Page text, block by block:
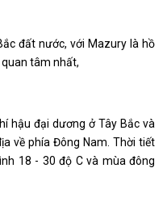
đất nước, với Mazury là hồ
quan tâm nhất,
hậu đại dương ở Tây Bắc và
về phía Đông Nam. Thời tiết
18 - 30 độ C và mùa đông